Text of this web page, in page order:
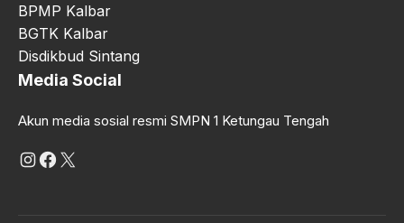
BPMP Kalbar
BGTK Kalbar
Disdikbud Sintang
Media Social
Akun media sosial resmi SMPN 1 Ketungau Tengah
Instagram
Facebook
X